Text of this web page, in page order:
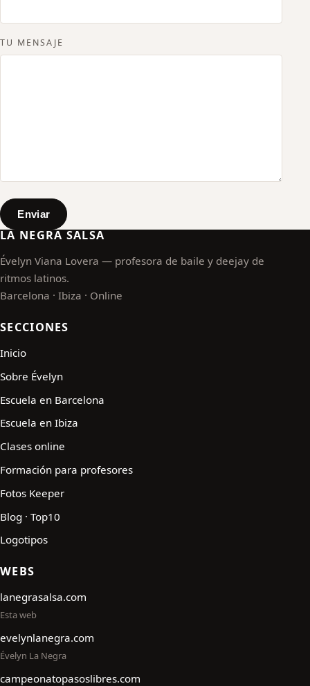
TU MENSAJE
Enviar
LA NEGRA SALSA
Évelyn Viana Lovera — profesora de baile y deejay de
ritmos latinos.
Barcelona · Ibiza · Online
SECCIONES
Inicio
Sobre Évelyn
Escuela en Barcelona
Escuela en Ibiza
Clases online
Formación para profesores
Fotos Keeper
Blog · Top10
Logotipos
WEBS
lanegrasalsa.com
Esta web
evelynlanegra.com
Évelyn La Negra
campeonatopasoslibres.com